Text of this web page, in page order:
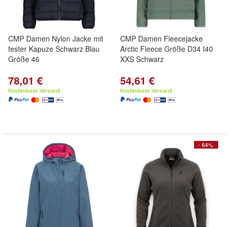
CMP Damen Nylon Jacke mit
fester Kapuze Schwarz Blau
Größe 46
78,01 €
Kostenloser Versand
CMP Damen Fleecejacke
Arctic Fleece Größe D34 I40
XXS Schwarz
54,61 €
Kostenloser Versand
- 64%